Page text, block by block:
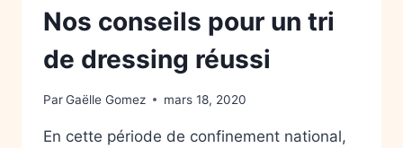
Nos conseils pour un tri
de dressing réussi
ParGaëlle Gomez mars 18, 2020
En cette période de confinement national,